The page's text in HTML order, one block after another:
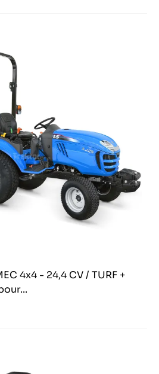
4x4 - 24,4 CV / TURF +